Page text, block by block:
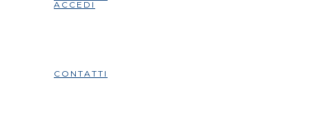
ACCEDI
CONTATTI